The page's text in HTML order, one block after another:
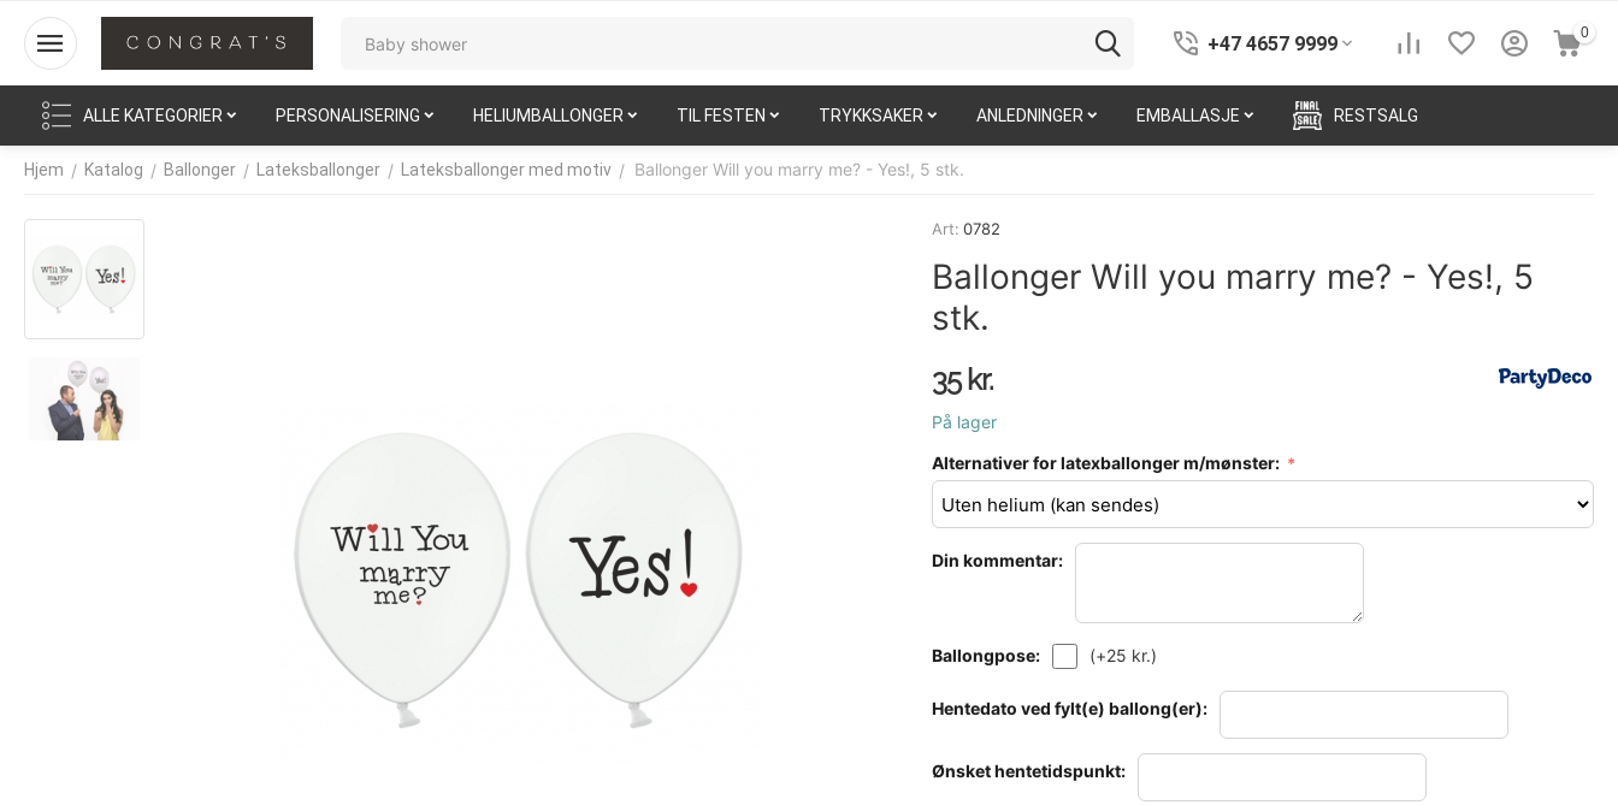
+47 4657 9999 0
ALLE KATEGORIER PERSONALISERING HELIUMBALLONGER TIL FESTEN TRYKKSAKER ANLEDNINGER EMBALLASJE RESTSALG
Hjem / Katalog / Ballonger / Lateksballonger / Lateksballonger med motiv / Ballonger Will you marry me? - Yes!, 5 stk.
Art: 0782
Ballonger Will you marry me? - Yes!, 5
stk.
35 kr.
På lager
Alternativer for latexballonger m/mønster:
Din kommentar:
Ballongpose: (+25 kr.)
Hentedato ved fylt(e) ballong(er):
Ønsket hentetidspunkt: